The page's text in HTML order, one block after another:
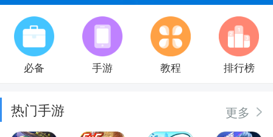
必备 手游 教程 排行榜
热门手游 更多